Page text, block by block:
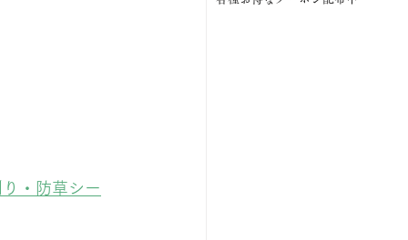
・防草シー